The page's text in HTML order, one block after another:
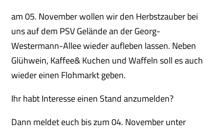
am 05. November wollen wir den Herbstzauber bei
uns auf dem PSV Gelände an der Georg-
Westermann-Allee wieder aufleben lassen. Neben
Glühwein, Kaffee& Kuchen und Waffeln soll es auch
wieder einen Flohmarkt geben.
Ihr habt Interesse einen Stand anzumelden?
Dann meldet euch bis zum 04. November unter